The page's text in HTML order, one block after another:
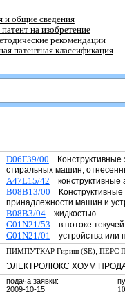
и общие сведения
на изобретение
рекомендации
патентная классификация
D06F39/00 Конструктивные
стиральных машин,
A47L15/42
B08B13/00
принадлежности машин и
B08B3/04жидкостью
G01N21/53 в потоке
G01N21/01 устройства или
ПИМПУТКАР Гириш (SE), ПЕРС
ЭЛЕКТРОЛЮКС ХОУМ
подача заявки:
2009-10-15